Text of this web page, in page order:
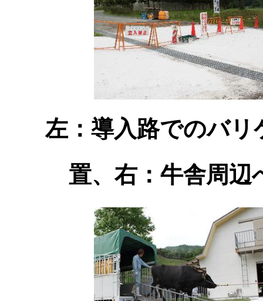
左：導入路でのバリ
置、右：牛舎周辺